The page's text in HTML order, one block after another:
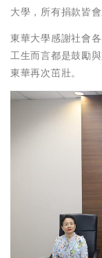
大學，所有捐款皆
東華大學感謝社會
工生而言都是鼓勵
東華再次茁壯。